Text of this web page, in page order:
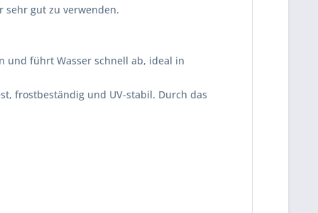
sehr gut zu verwenden.
und führt Wasser schnell ab, ideal in
frostbeständig und UV-stabil. Durch das